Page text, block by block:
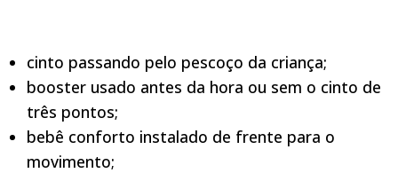
cinto passando pelo pescoço da criança;
booster usado antes da hora ou sem o cinto de
três pontos;
bebê conforto instalado de frente para o
movimento;